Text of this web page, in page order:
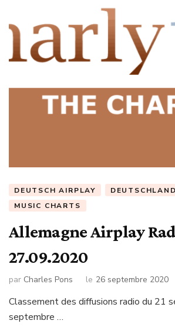
DEUTSCH AIRPLAY
DEUTSCHLAND
MUSIC CHARTS
Allemagne Airplay
27.09.2020
par Charles Pons le 26 septembre 2020
Classement des diffusions radio du 21
septembre …